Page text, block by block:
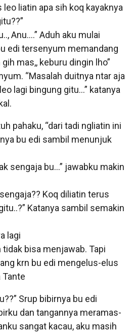
leo liatin apa sih koq kayaknya
Anu….” Aduh aku mulai
edi tersenyum memandang
mas,, keburu dingin lho”
“Masalah duitnya ntar aja
lagi bingung gitu…” katanya
pahaku, “dari tadi ngliatin ini
bu edi sambil menunjuk
sengaja bu…” jawabku makin
Koq diliatin terus
Katanya sambil semakin
lagi
tidak bisa menjawab. Tapi
krn bu edi mengelus-elus
Tante
Srup bibirnya bu edi
dan tangannya meramas-
sangat kacau, aku masih